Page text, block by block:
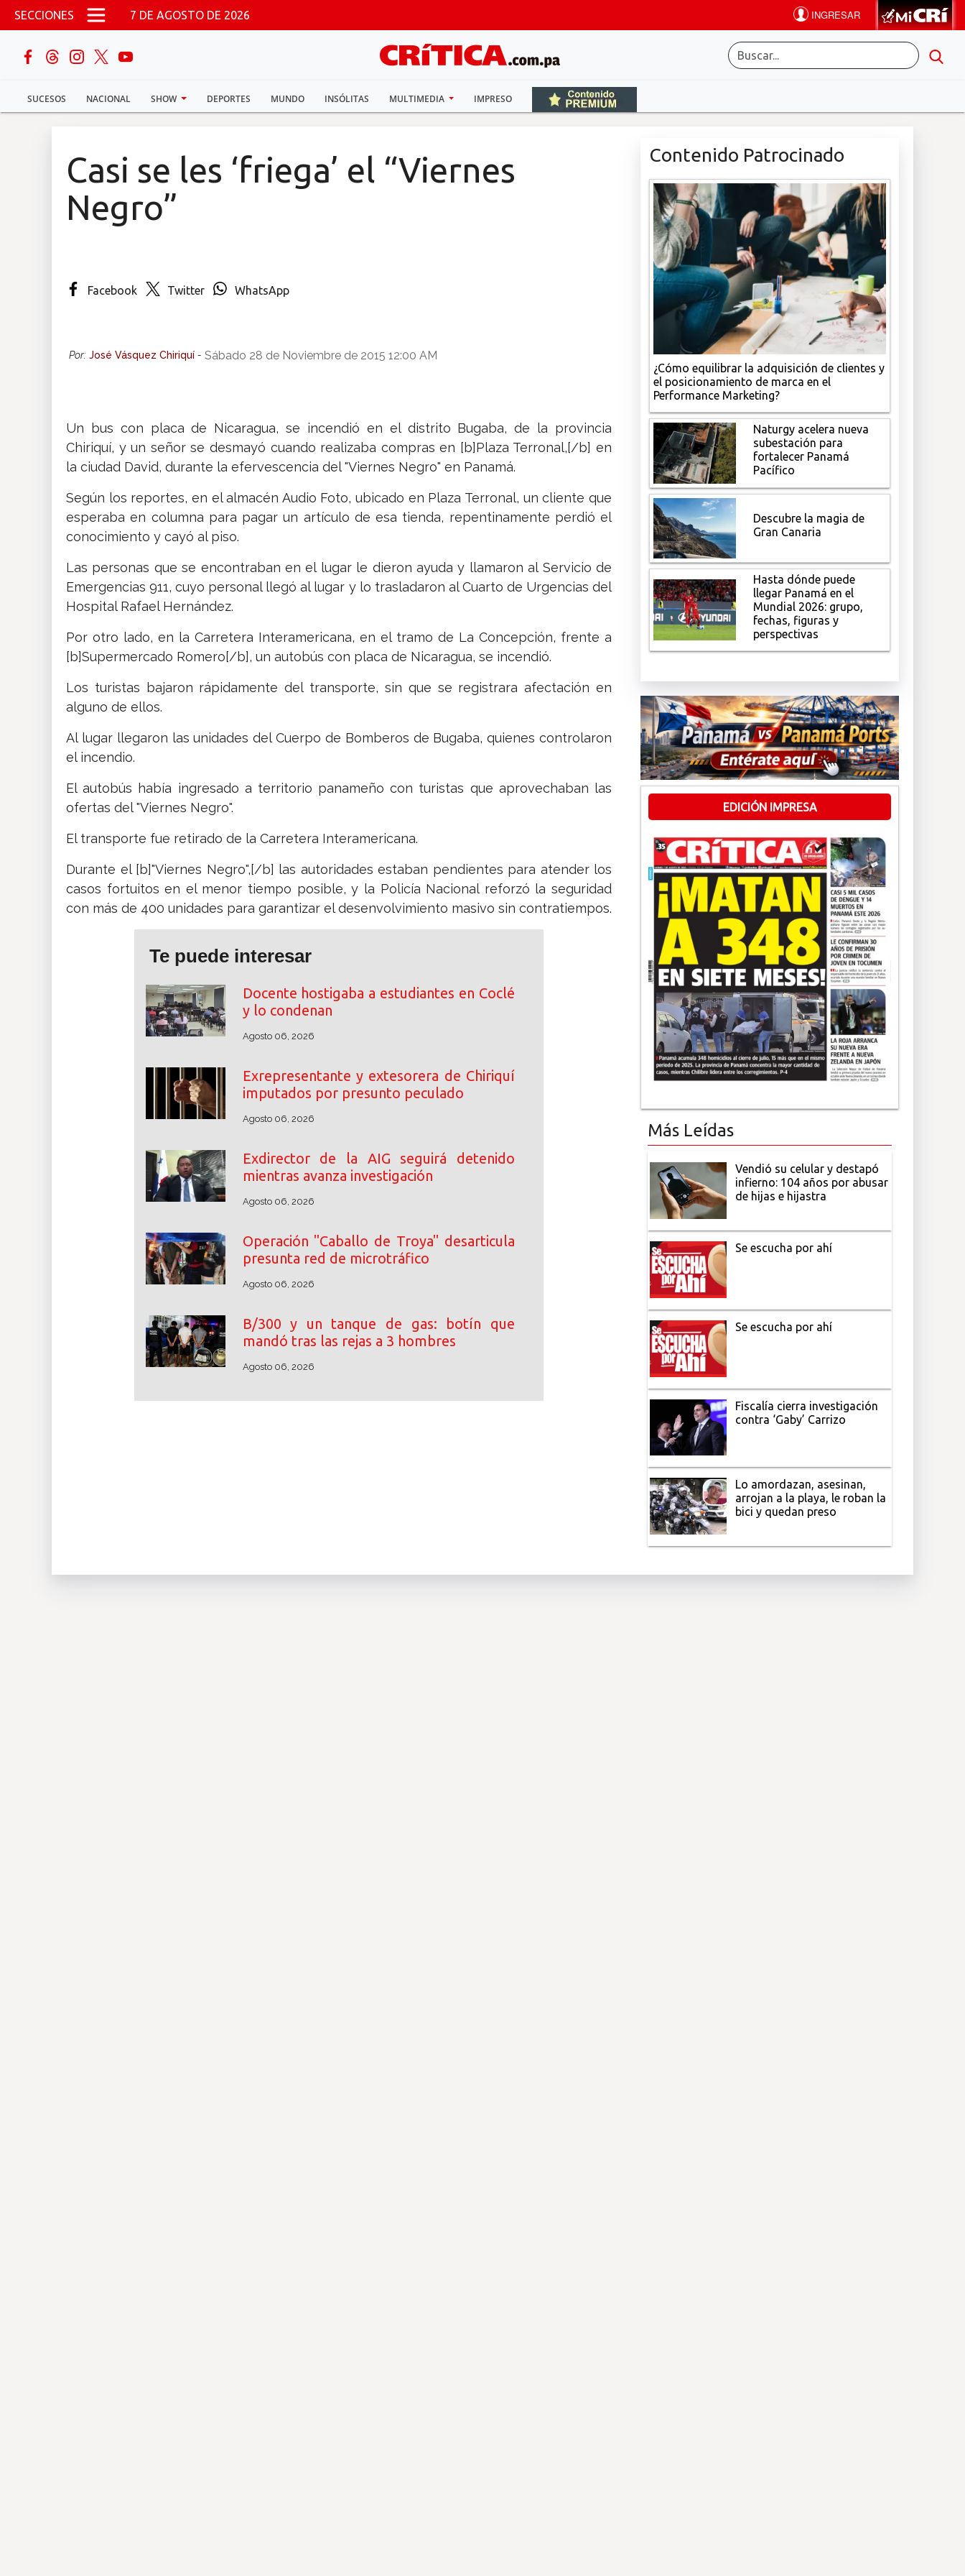
Pasar al contenido principal
SECCIONES 7 DE AGOSTO DE 2026
SUCESOS NACIONAL SHOW DEPORTES MUNDO INSÓLITAS MULTIMEDIA IMPRESO
buscar
Sucesos
Casi se les ‘friega’ el “Viernes
Negro”
Facebook Twitter WhatsApp
Por: José Vásquez Chiriquí - Sábado 28 de Noviembre de 2015 12:00 AM
Un bus con placa de Nicaragua, se incendió en el distrito Bugaba, de la provincia
Chiriquí, y un señor se desmayó cuando realizaba compras en [b]Plaza Terronal,[/b] en
la ciudad David, durante la efervescencia del "Viernes Negro" en Panamá.
Según los reportes, en el almacén Audio Foto, ubicado en Plaza Terronal, un cliente que
esperaba en columna para pagar un artículo de esa tienda, repentinamente perdió el
conocimiento y cayó al piso.
Las personas que se encontraban en el lugar le dieron ayuda y llamaron al Servicio de
Emergencias 911, cuyo personal llegó al lugar y lo trasladaron al Cuarto de Urgencias del
Hospital Rafael Hernández.
Por otro lado, en la Carretera Interamericana, en el tramo de La Concepción, frente a
[b]Supermercado Romero[/b], un autobús con placa de Nicaragua, se incendió.
Los turistas bajaron rápidamente del transporte, sin que se registrara afectación en
alguno de ellos.
Al lugar llegaron las unidades del Cuerpo de Bomberos de Bugaba, quienes controlaron
el incendio.
El autobús había ingresado a territorio panameño con turistas que aprovechaban las
ofertas del "Viernes Negro".
El transporte fue retirado de la Carretera Interamericana.
Durante el [b]"Viernes Negro",[/b] las autoridades estaban pendientes para atender los
casos fortuitos en el menor tiempo posible, y la Policía Nacional reforzó la seguridad
con más de 400 unidades para garantizar el desenvolvimiento masivo sin contratiempos.
Te puede interesar
Docente hostigaba a estudiantes en Coclé
y lo condenan
Agosto 06, 2026
Exrepresentante y extesorera de Chiriquí
imputados por presunto peculado
Agosto 06, 2026
Exdirector de la AIG seguirá detenido
mientras avanza investigación
Agosto 06, 2026
Operación "Caballo de Troya" desarticula
presunta red de microtráfico
Agosto 06, 2026
B/300 y un tanque de gas: botín que
mandó tras las rejas a 3 hombres
Agosto 06, 2026
Contenido Patrocinado
¿Cómo equilibrar la adquisición de clientes y
el posicionamiento de marca en el
Performance Marketing?
Naturgy acelera nueva
subestación para
fortalecer Panamá
Pacífico
Descubre la magia de
Gran Canaria
Hasta dónde puede
llegar Panamá en el
Mundial 2026: grupo,
fechas, figuras y
perspectivas
EDICIÓN IMPRESA
Más Leídas
Vendió su celular y destapó
infierno: 104 años por abusar
de hijas e hijastra
Se escucha por ahí
Se escucha por ahí
Fiscalía cierra investigación
contra ‘Gaby’ Carrizo
Lo amordazan, asesinan,
arrojan a la playa, le roban la
bici y quedan preso